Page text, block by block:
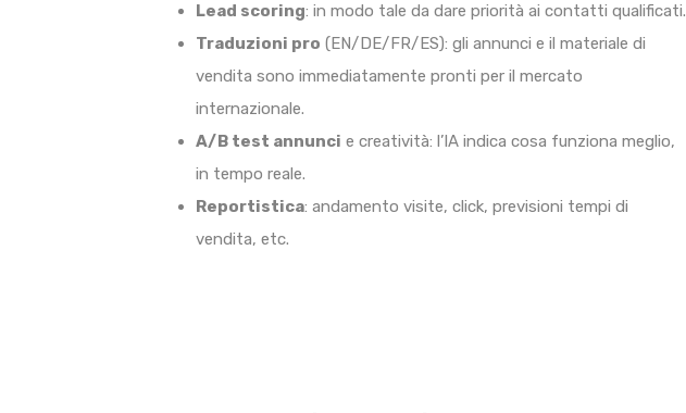
Lead scoring: in modo tale da dare priorità ai contatti qualificati.
Traduzioni pro (EN/DE/FR/ES): gli annunci e il materiale di
vendita sono immediatamente pronti per il mercato
internazionale.
A/B test annunci e creatività: l’IA indica cosa funziona meglio,
in tempo reale.
Reportistica: andamento visite, click, previsioni tempi di
vendita, etc.